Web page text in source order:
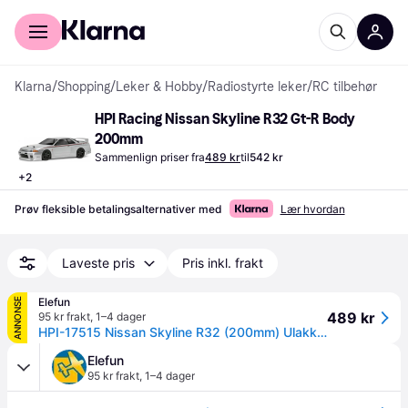
For kunder
Klarna/Shopping/Leker & Hobby/Radiostyrte leker/RC tilbehør
+2
HPI Racing Nissan Skyline R32 Gt-R Body
200mm
Sammenlign priser fra489 krtil542 kr
Prøv fleksible betalingsalternativer med Lær hvordan
Laveste pris Pris inkl. frakt
ANNONSE
Elefun
95 kr frakt, 1–4 dager
HPI-17515 Nissan Skyline R32 (200mm) Ulakkert
489 kr
Elefun
95 kr frakt, 1–4 dager